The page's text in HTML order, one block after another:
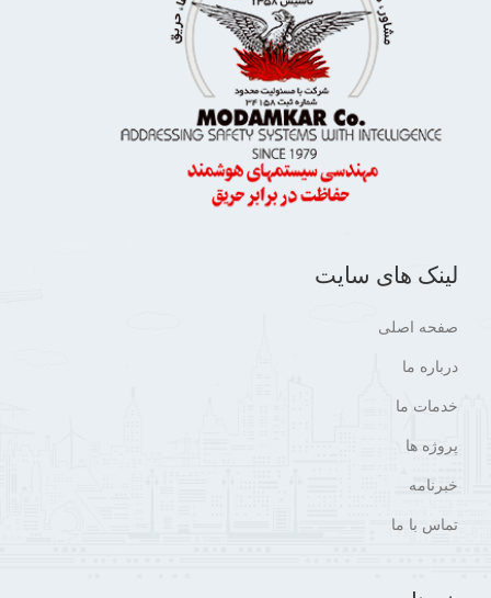
لینک های سایت
صفحه اصلی
درباره ما
خدمات ما
پروژه ها
خبرنامه
تماس با ما